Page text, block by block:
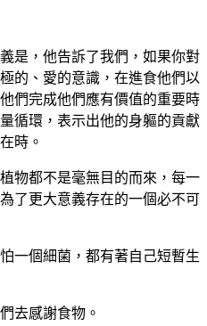
是，他告訴了我們，如果你對
的、愛的意識，在進食他們以
們完成他們應有價值的重要時
循環，表示出他的身軀的貢獻
時。
物都不是毫無目的而來，每一
了更大意義存在的一個必不可
一個細菌，都有著自己短暫生
去感謝食物。